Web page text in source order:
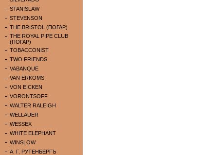
STANISLAW
STEVENSON
THE BRISTOL (ПОГАР)
THE ROYAL PIPE CLUB
(ПОГАР)
TOBACCONIST
TWO FRIENDS
VABANQUE
VAN ERKOMS
VON EICKEN
VORONTSOFF
WALTER RALEIGH
WELLAUER
WESSEX
WHITE ELEPHANT
WINSLOW
А. Г. РУТЕНБЕРГЪ